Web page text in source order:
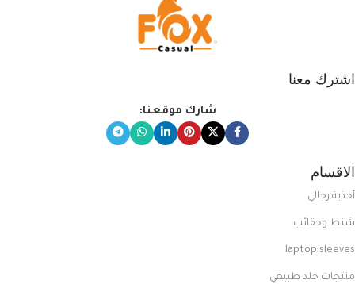
اشترك معنا
شارك موقعنا:
الاقسام
أحذية رجالي
شنط وحقائب
laptop sleeves
منتجات جلد طبيعي